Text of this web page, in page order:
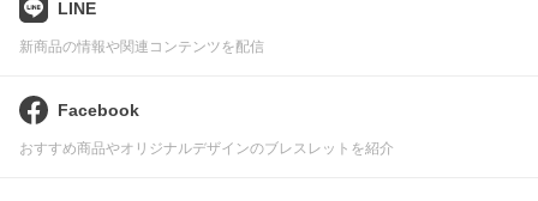
LINE
新商品の情報や関連コンテンツを配信
Facebook
おすすめ商品やオリジナルデザインのブレスレットを紹介